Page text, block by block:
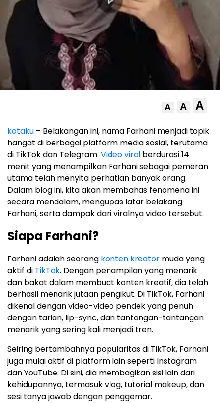
A A A
kotaku – Belakangan ini, nama Farhani menjadi topik
hangat di berbagai platform media sosial, terutama
di TikTok dan Telegram. Video viral berdurasi 14
menit yang menampilkan Farhani sebagai pemeran
utama telah menyita perhatian banyak orang.
Dalam blog ini, kita akan membahas fenomena ini
secara mendalam, mengupas latar belakang
Farhani, serta dampak dari viralnya video tersebut.
Siapa Farhani?
Farhani adalah seorang konten kreator muda yang
aktif di TikTok. Dengan penampilan yang menarik
dan bakat dalam membuat konten kreatif, dia telah
berhasil menarik jutaan pengikut. Di TikTok, Farhani
dikenal dengan video-video pendek yang penuh
dengan tarian, lip-sync, dan tantangan-tantangan
menarik yang sering kali menjadi tren.
Seiring bertambahnya popularitas di TikTok, Farhani
juga mulai aktif di platform lain seperti Instagram
dan YouTube. Di sini, dia membagikan sisi lain dari
kehidupannya, termasuk vlog, tutorial makeup, dan
sesi tanya jawab dengan penggemar.